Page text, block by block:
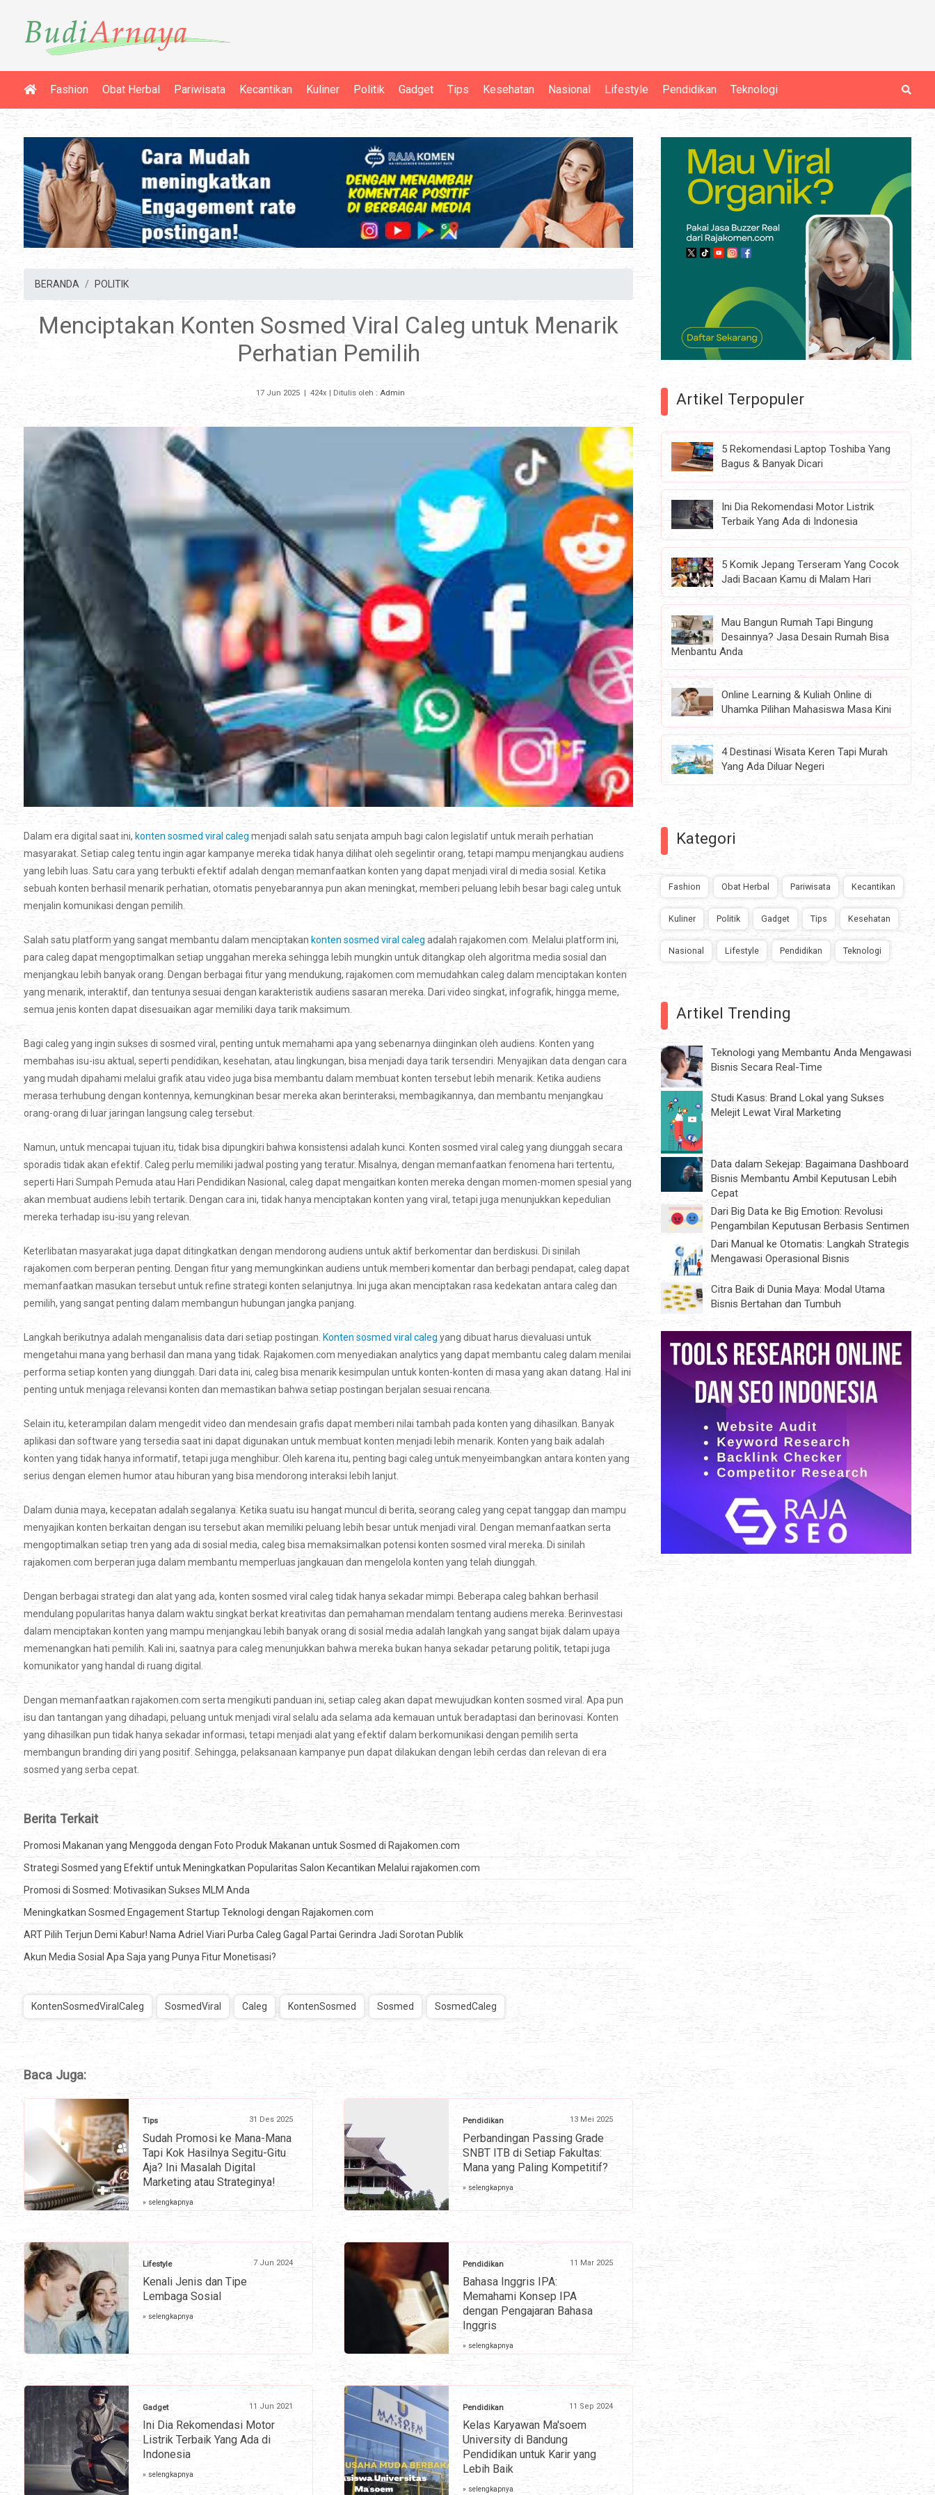
Fashion Obat Herbal Pariwisata Kecantikan Kuliner Politik Gadget Tips Kesehatan Nasional Lifestyle Pendidikan Teknologi
BERANDA POLITIK
Menciptakan Konten Sosmed Viral Caleg untuk Menarik
Perhatian Pemilih
17 Jun 2025| 424x | Ditulis oleh : Admin
Dalam era digital saat ini, konten sosmed viral caleg menjadi salah satu senjata ampuh bagi calon legislatif untuk meraih perhatian
masyarakat. Setiap caleg tentu ingin agar kampanye mereka tidak hanya dilihat oleh segelintir orang, tetapi mampu menjangkau audiens
yang lebih luas. Satu cara yang terbukti efektif adalah dengan memanfaatkan konten yang dapat menjadi viral di media sosial. Ketika
sebuah konten berhasil menarik perhatian, otomatis penyebarannya pun akan meningkat, memberi peluang lebih besar bagi caleg untuk
menjalin komunikasi dengan pemilih.
Salah satu platform yang sangat membantu dalam menciptakan konten sosmed viral calegadalah rajakomen.com. Melalui platform ini,
para caleg dapat mengoptimalkan setiap unggahan mereka sehingga lebih mungkin untuk ditangkap oleh algoritma media sosial dan
menjangkau lebih banyak orang. Dengan berbagai fitur yang mendukung, rajakomen.com memudahkan caleg dalam menciptakan konten
yang menarik, interaktif, dan tentunya sesuai dengan karakteristik audiens sasaran mereka. Dari video singkat, infografik, hingga meme,
semua jenis konten dapat disesuaikan agar memiliki daya tarik maksimum.
Bagi caleg yang ingin sukses di sosmed viral, penting untuk memahami apa yang sebenarnya diinginkan oleh audiens. Konten yang
membahas isu-isu aktual, seperti pendidikan, kesehatan, atau lingkungan, bisa menjadi daya tarik tersendiri. Menyajikan data dengan cara
yang mudah dipahami melalui grafik atau video juga bisa membantu dalam membuat konten tersebut lebih menarik. Ketika audiens
merasa terhubung dengan kontennya, kemungkinan besar mereka akan berinteraksi, membagikannya, dan membantu menjangkau
orang-orang di luar jaringan langsung caleg tersebut.
Namun, untuk mencapai tujuan itu, tidak bisa dipungkiri bahwa konsistensi adalah kunci. Konten sosmed viral caleg yang diunggah secara
sporadis tidak akan efektif. Caleg perlu memiliki jadwal posting yang teratur. Misalnya, dengan memanfaatkan fenomena hari tertentu,
seperti Hari Sumpah Pemuda atau Hari Pendidikan Nasional, caleg dapat mengaitkan konten mereka dengan momen-momen spesial yang
akan membuat audiens lebih tertarik. Dengan cara ini, tidak hanya menciptakan konten yang viral, tetapi juga menunjukkan kepedulian
mereka terhadap isu-isu yang relevan.
Keterlibatan masyarakat juga dapat ditingkatkan dengan mendorong audiens untuk aktif berkomentar dan berdiskusi. Di sinilah
rajakomen.com berperan penting. Dengan fitur yang memungkinkan audiens untuk memberi komentar dan berbagi pendapat, caleg dapat
memanfaatkan masukan tersebut untuk refine strategi konten selanjutnya. Ini juga akan menciptakan rasa kedekatan antara caleg dan
pemilih, yang sangat penting dalam membangun hubungan jangka panjang.
Langkah berikutnya adalah menganalisis data dari setiap postingan. Konten sosmed viral calegyang dibuat harus dievaluasi untuk
mengetahui mana yang berhasil dan mana yang tidak. Rajakomen.com menyediakan analytics yang dapat membantu caleg dalam menilai
performa setiap konten yang diunggah. Dari data ini, caleg bisa menarik kesimpulan untuk konten-konten di masa yang akan datang. Hal ini
penting untuk menjaga relevansi konten dan memastikan bahwa setiap postingan berjalan sesuai rencana.
Selain itu, keterampilan dalam mengedit video dan mendesain grafis dapat memberi nilai tambah pada konten yang dihasilkan. Banyak
aplikasi dan software yang tersedia saat ini dapat digunakan untuk membuat konten menjadi lebih menarik. Konten yang baik adalah
konten yang tidak hanya informatif, tetapi juga menghibur. Oleh karena itu, penting bagi caleg untuk menyeimbangkan antara konten yang
serius dengan elemen humor atau hiburan yang bisa mendorong interaksi lebih lanjut.
Dalam dunia maya, kecepatan adalah segalanya. Ketika suatu isu hangat muncul di berita, seorang caleg yang cepat tanggap dan mampu
menyajikan konten berkaitan dengan isu tersebut akan memiliki peluang lebih besar untuk menjadi viral. Dengan memanfaatkan serta
mengoptimalkan setiap tren yang ada di sosial media, caleg bisa memaksimalkan potensi konten sosmed viral mereka. Di sinilah
rajakomen.com berperan juga dalam membantu memperluas jangkauan dan mengelola konten yang telah diunggah.
Dengan berbagai strategi dan alat yang ada, konten sosmed viral caleg tidak hanya sekadar mimpi. Beberapa caleg bahkan berhasil
mendulang popularitas hanya dalam waktu singkat berkat kreativitas dan pemahaman mendalam tentang audiens mereka. Berinvestasi
dalam menciptakan konten yang mampu menjangkau lebih banyak orang di sosial media adalah langkah yang sangat bijak dalam upaya
memenangkan hati pemilih. Kali ini, saatnya para caleg menunjukkan bahwa mereka bukan hanya sekadar petarung politik, tetapi juga
komunikator yang handal di ruang digital.
Dengan memanfaatkan rajakomen.com serta mengikuti panduan ini, setiap caleg akan dapat mewujudkan konten sosmed viral. Apa pun
isu dan tantangan yang dihadapi, peluang untuk menjadi viral selalu ada selama ada kemauan untuk beradaptasi dan berinovasi. Konten
yang dihasilkan pun tidak hanya sekadar informasi, tetapi menjadi alat yang efektif dalam berkomunikasi dengan pemilih serta
membangun branding diri yang positif. Sehingga, pelaksanaan kampanye pun dapat dilakukan dengan lebih cerdas dan relevan di era
sosmed yang serba cepat.
Berita Terkait
Promosi Makanan yang Menggoda dengan Foto Produk Makanan untuk Sosmed di Rajakomen.com
Strategi Sosmed yang Efektif untuk Meningkatkan Popularitas Salon Kecantikan Melalui rajakomen.com
Promosi di Sosmed: Motivasikan Sukses MLM Anda
Meningkatkan Sosmed Engagement Startup Teknologi dengan Rajakomen.com
ART Pilih Terjun Demi Kabur! Nama Adriel Viari Purba Caleg Gagal Partai Gerindra Jadi Sorotan Publik
Akun Media Sosial Apa Saja yang Punya Fitur Monetisasi?
KontenSosmedViralCaleg SosmedViral Caleg KontenSosmed Sosmed SosmedCaleg
Baca Juga:
Tips 31 Des 2025
Sudah Promosi ke Mana-Mana
Tapi Kok Hasilnya Segitu-Gitu
Aja? Ini Masalah Digital
Marketing atau Strateginya!
» selengkapnya
Pendidikan 13 Mei 2025
Perbandingan Passing Grade
SNBT ITB di Setiap Fakultas:
Mana yang Paling Kompetitif?
» selengkapnya
Lifestyle 7 Jun 2024
Kenali Jenis dan Tipe
Lembaga Sosial
» selengkapnya
Pendidikan 11 Mar 2025
Bahasa Inggris IPA:
Memahami Konsep IPA
dengan Pengajaran Bahasa
Inggris
» selengkapnya
Gadget 11 Jun 2021
Ini Dia Rekomendasi Motor
Listrik Terbaik Yang Ada di
Indonesia
» selengkapnya
Pendidikan 11 Sep 2024
Kelas Karyawan Ma'soem
University di Bandung
Pendidikan untuk Karir yang
Lebih Baik
» selengkapnya
Artikel Terpopuler
5 Rekomendasi Laptop Toshiba Yang
Bagus & Banyak Dicari
Ini Dia Rekomendasi Motor Listrik
Terbaik Yang Ada di Indonesia
5 Komik Jepang Terseram Yang Cocok
Jadi Bacaan Kamu di Malam Hari
Mau Bangun Rumah Tapi Bingung
Desainnya? Jasa Desain Rumah Bisa
Menbantu Anda
Online Learning & Kuliah Online di
Uhamka Pilihan Mahasiswa Masa Kini
4 Destinasi Wisata Keren Tapi Murah
Yang Ada Diluar Negeri
Kategori
Fashion Obat Herbal Pariwisata Kecantikan
Kuliner Politik Gadget Tips Kesehatan
Nasional Lifestyle Pendidikan Teknologi
Artikel Trending
Teknologi yang Membantu Anda Mengawasi
Bisnis Secara Real-Time
Studi Kasus: Brand Lokal yang Sukses
Melejit Lewat Viral Marketing
Data dalam Sekejap: Bagaimana Dashboard
Bisnis Membantu Ambil Keputusan Lebih
Cepat
Dari Big Data ke Big Emotion: Revolusi
Pengambilan Keputusan Berbasis Sentimen
Dari Manual ke Otomatis: Langkah Strategis
Mengawasi Operasional Bisnis
Citra Baik di Dunia Maya: Modal Utama
Bisnis Bertahan dan Tumbuh